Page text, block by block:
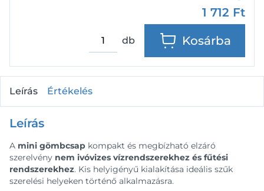
1 712 Ft
db Kosárba
Leírás Értékelés
Leírás
A mini gömbcsap kompakt és megbízható elzáró
szerelvény nem ivóvizes vízrendszerekhez és fűtési
rendszerekhez. Kis helyigényű kialakítása ideális szűk
szerelési helyeken történő alkalmazásra.